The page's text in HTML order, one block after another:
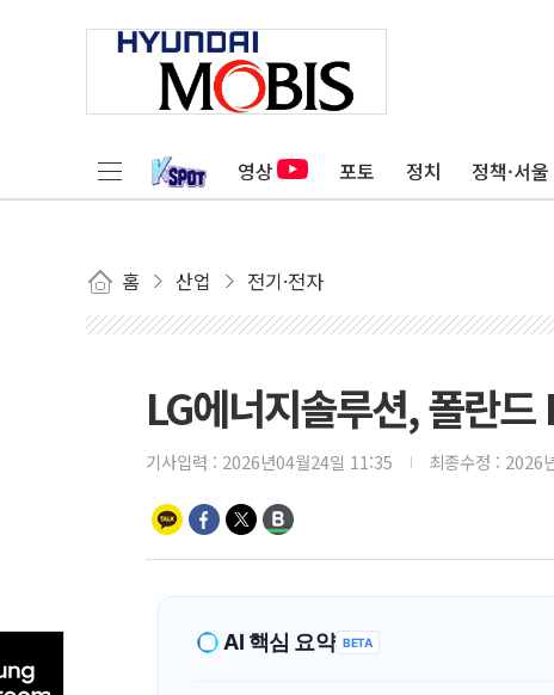
영상 포토 정치 정책·서울
홈 산업 전기·전자
LG에너지솔루션, 폴란
기사입력 : 2026년04월24일 11:35 최종수정 : 2026
AI 핵심 요약 BETA